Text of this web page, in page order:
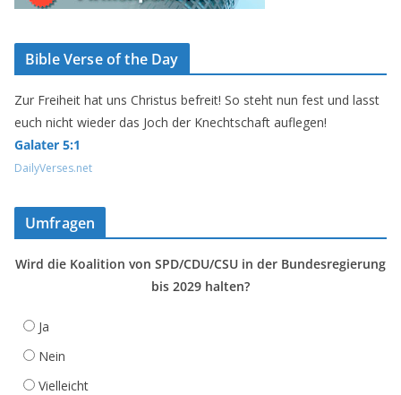
Bible Verse of the Day
Zur Freiheit hat uns Christus befreit! So steht nun fest und lasst
euch nicht wieder das Joch der Knechtschaft auflegen!
Galater 5:1
DailyVerses.net
Umfragen
Wird die Koalition von SPD/CDU/CSU in der Bundesregierung
bis 2029 halten?
Ja
Nein
Vielleicht